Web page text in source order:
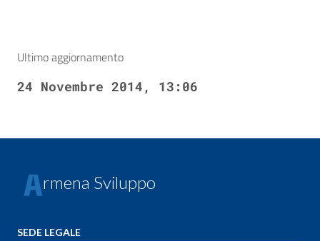
Ultimo aggiornamento
24 Novembre 2014, 13:06
rmena Sviluppo
SEDE LEGALE